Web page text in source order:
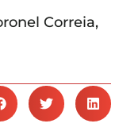
Correia,